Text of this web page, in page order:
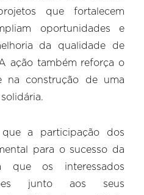
que fortalecem
oportunidades e
da qualidade de
ação também reforça o
na construção de uma
a participação dos
para o sucesso da
que os interessados
junto aos seus